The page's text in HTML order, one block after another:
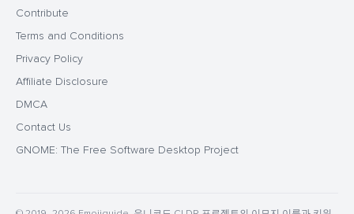
Contribute
Terms and Conditions
Privacy Policy
Affiliate Disclosure
DMCA
Contact Us
GNOME: The Free Software Desktop Project